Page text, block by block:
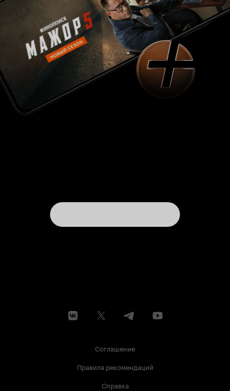
Соглашение
Правила рекомендаций
Справка